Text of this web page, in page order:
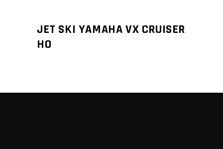
JET SKI YAMAHA VX CRUISER
HO